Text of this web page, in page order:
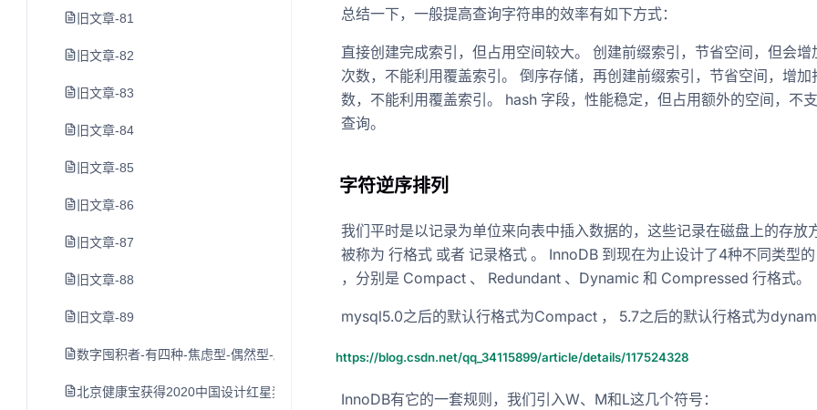
旧文章-81
旧文章-82
旧文章-83
旧文章-84
旧文章-85
旧文章-86
旧文章-87
旧文章-88
旧文章-89
数字囤积者-有四种-焦虑型-偶然型-顺从型和有组织型-你是哪一种
北京健康宝获得2020中国设计红星奖原创金奖
总结一下，一般提高查询字符串的效率有如下方式：
直接创建完成索引，但占用空间较大。 创建前缀索引，节省空间，但会增
次数，不能利用覆盖索引。 倒序存储，再创建前缀索引，节省空间，增加
数，不能利用覆盖索引。 hash 字段，性能稳定，但占用额外的空间，不
查询。
字符逆序排列
我们平时是以记录为单位来向表中插入数据的，这些记录在磁盘上的存放
被称为 行格式 或者 记录格式 。 InnoDB 到现在为止设计了4种不同类型
，分别是 Compact 、 Redundant 、Dynamic 和 Compressed 行格式。
mysql5.0之后的默认行格式为Compact ， 5.7之后的默认行格式为
https://blog.csdn.net/qq_34115899/article/details/117524328
InnoDB有它的一套规则，我们引入W、M和L这几个符号：